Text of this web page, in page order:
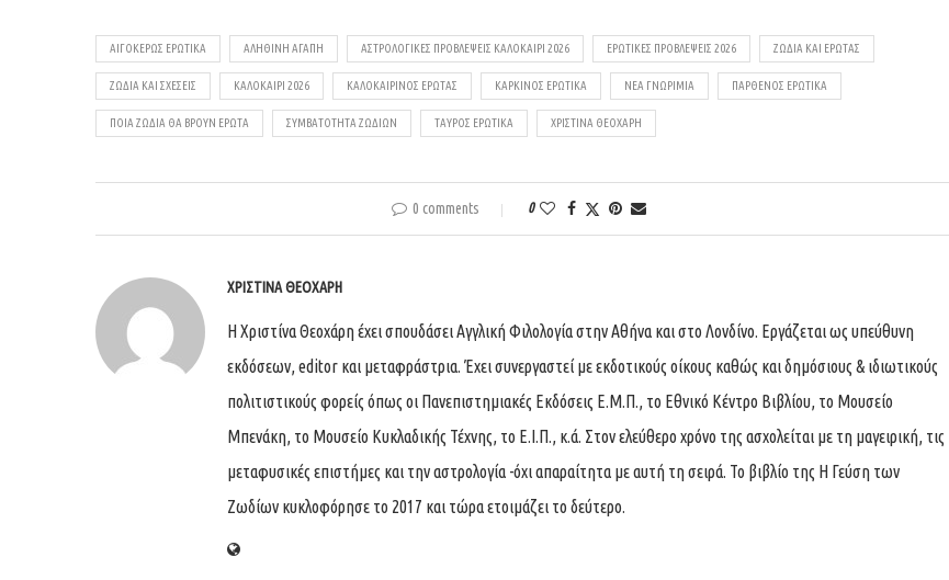
ΑΙΓΌΚΕΡΩΣ ΕΡΩΤΙΚΆ ΑΛΗΘΙΝΗ ΑΓΑΠΗ ΑΣΤΡΟΛΟΓΙΚΈΣ ΠΡΟΒΛΈΨΕΙΣ ΚΑΛΟΚΑΊΡΙ 2026 ΕΡΩΤΙΚΈΣ ΠΡΟΒΛΈΨΕΙΣ 2026 ΖΏΔΙΑ ΚΑΙ ΈΡΩΤΑΣ
ΖΏΔΙΑ ΚΑΙ ΣΧΈΣΕΙΣ ΚΑΛΟΚΑΊΡΙ 2026 ΚΑΛΟΚΑΙΡΙΝΌΣ ΈΡΩΤΑΣ ΚΑΡΚΊΝΟΣ ΕΡΩΤΙΚΆ ΝΈΑ ΓΝΩΡΙΜΊΑ ΠΑΡΘΈΝΟΣ ΕΡΩΤΙΚΆ
ΠΟΙΑ ΖΏΔΙΑ ΘΑ ΒΡΟΥΝ ΈΡΩΤΑ ΣΥΜΒΑΤΌΤΗΤΑ ΖΩΔΊΩΝ ΤΑΎΡΟΣ ΕΡΩΤΙΚΆ ΧΡΙΣΤΊΝΑ ΘΕΟΧΆΡΗ
0 comments 0
ΧΡΙΣΤΊΝΑ ΘΕΟΧΆΡΗ
Η Χριστίνα Θεοχάρη έχει σπουδάσει Αγγλική Φιλολογία στην Αθήνα και στο Λονδίνο. Εργάζεται ως υπεύθυνη
εκδόσεων, editor και μεταφράστρια. Έχει συνεργαστεί με εκδοτικούς οίκους καθώς και δημόσιους & ιδιωτικούς
πολιτιστικούς φορείς όπως οι Πανεπιστημιακές Εκδόσεις Ε.Μ.Π., το Εθνικό Κέντρο Βιβλίου, το Μουσείο
Μπενάκη, το Μουσείο Κυκλαδικής Τέχνης, το Ε.Ι.Π., κ.ά. Στον ελεύθερο χρόνο της ασχολείται με τη μαγειρική, τις
μεταφυσικές επιστήμες και την αστρολογία -όχι απαραίτητα με αυτή τη σειρά. Το βιβλίο της Η Γεύση των
Ζωδίων κυκλοφόρησε το 2017 και τώρα ετοιμάζει το δεύτερο.